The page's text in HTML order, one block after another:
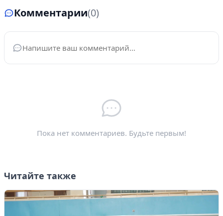
Комментарии(0)
Ваше имя*
Пока нет комментариев. Будьте первым!
Читайте также